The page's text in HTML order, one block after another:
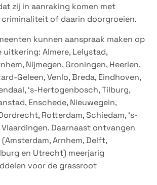
zij in aanraking komen met
of daarin doorgroeien.
kunnen aanspraak maken op
uitkering: Almere, Lelystad,
Nijmegen, Groningen, Heerlen,
Geleen, Venlo, Breda, Eindhoven,
‘s-Hertogenbosch, Tilburg,
Enschede, Nieuwegein,
Rotterdam, Schiedam, ‘s-
Daarnaast ontvangen
Arnhem, Delft,
en Utrecht) meerjarig
voor de grassroot